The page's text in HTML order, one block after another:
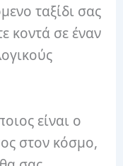
ταξίδι σας
κοντά σε έναν
είναι ο
στον κόσμο,